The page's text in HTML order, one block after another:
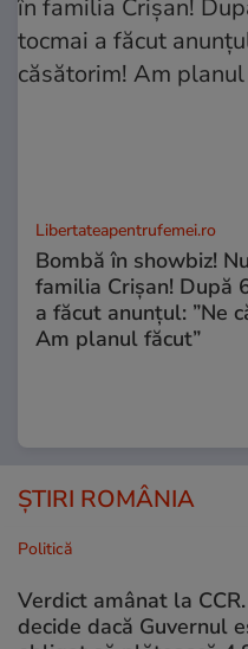
Libertateapentrufemei.ro
Bombă în showbiz!
familia Crișan! După
a făcut anunțul: ”Ne
Am planul făcut”
ȘTIRI ROMÂNIA
Politică
Verdict amânat la
decide dacă Guvernul